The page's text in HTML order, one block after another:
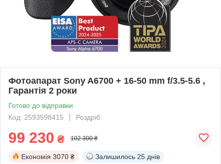
Фотоапарат Sony A6700 + 16-50 mm f/3.5-5.6 ,
Гарантія 2 роки
Готово до відправки
Код: 2593598415
Роздріб
99 230 ₴ 102 300 ₴
Економія 3070 ₴ Залишилось 25 днів